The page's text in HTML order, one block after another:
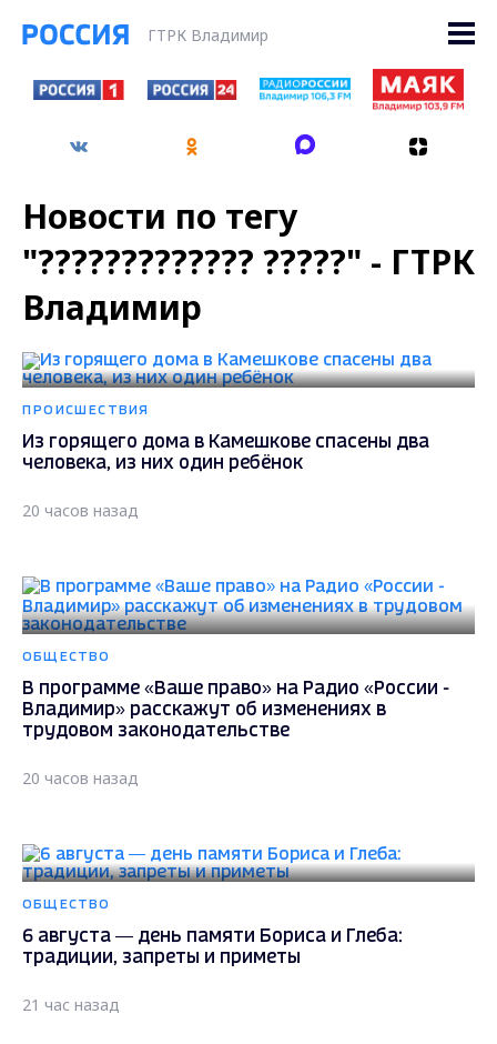
ГТРК Владимир
Новости по тегу
"????????????? ?????" - ГТРК
Владимир
ПРОИСШЕСТВИЯ
Из горящего дома в Камешкове спасены два
человека, из них один ребёнок
20 часов назад
ОБЩЕСТВО
В программе «Ваше право» на Радио «России -
Владимир» расскажут об изменениях в
трудовом законодательстве
20 часов назад
ОБЩЕСТВО
6 августа — день памяти Бориса и Глеба:
традиции, запреты и приметы
21 час назад